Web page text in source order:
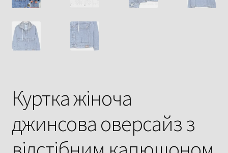
Куртка жіноча
джинсова оверсайз з